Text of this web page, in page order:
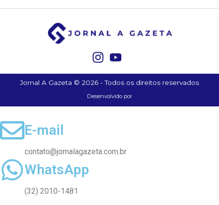
Jornal A Gazeta © 2026 - Todos os direitos reservados
Desenvolvido por
E-mail
contato@jornalagazeta.com.br
WhatsApp
(32) 2010-1481